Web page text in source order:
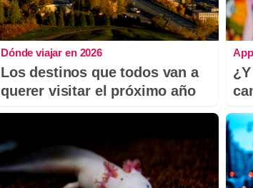
Dónde viajar en 2026
Los destinos que todos van a
querer visitar el próximo año